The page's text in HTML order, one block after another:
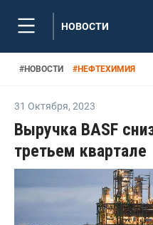
НОВОСТИ
#НОВОСТИ #НЕФТЕХИМИЯ
31 Октября, 2023
Выручка BASF
третьем квартале